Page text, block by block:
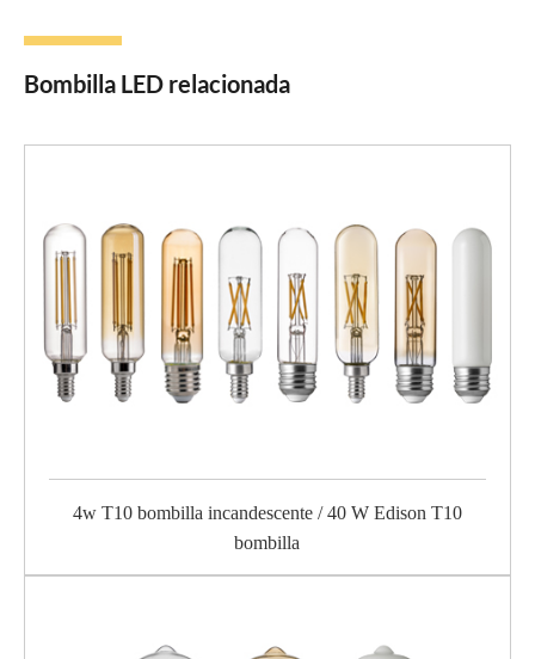
Bombilla LED relacionada
4w T10 bombilla incandescente / 40 W Edison T10
bombilla